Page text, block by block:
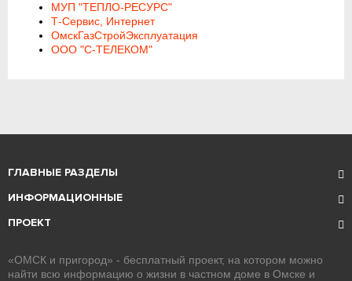
МУП "ТЕПЛО-РЕСУРС"
Т-Сервис, Интернет
ОмскГазСтройЭксплуатация
ООО "С-ТЕЛЕКОМ"
ГЛАВНЫЕ РАЗДЕЛЫ
ИНФОРМАЦИОННЫЕ
ПРОЕКТ
«ОМСК и пригород» - бесплатный проект, на котором можно
найти всю информацию о жизни в частном доме в Омске и